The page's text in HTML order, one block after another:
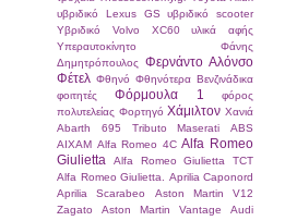
υβριδικό Lexus GS
υβριδικό scooter
Υβριδικό Volvo XC60
υλικά αφής
Υπεραυτοκίνητο
Φάνης
Δημητρόπουλος Φερνάντο Αλόνσο
Φέτελ Φθηνό Φθηνότερα Βενζινάδικα
φοιτητές
Φόρμουλα 1
φόρος
πολυτελείας Φορτηγό Χάμιλτον Χανιά
Abarth 695 Tributo Maserati
ABS
AIXAM Alfa Romeo 4C Alfa Romeo
Giulietta
Alfa Romeo Giulietta TCT
Alfa Romeo Giulietta.
Aprilia Caponord
Aprilia Scarabeo
Aston Martin V12
Zagato
Aston Martin Vantage
Audi